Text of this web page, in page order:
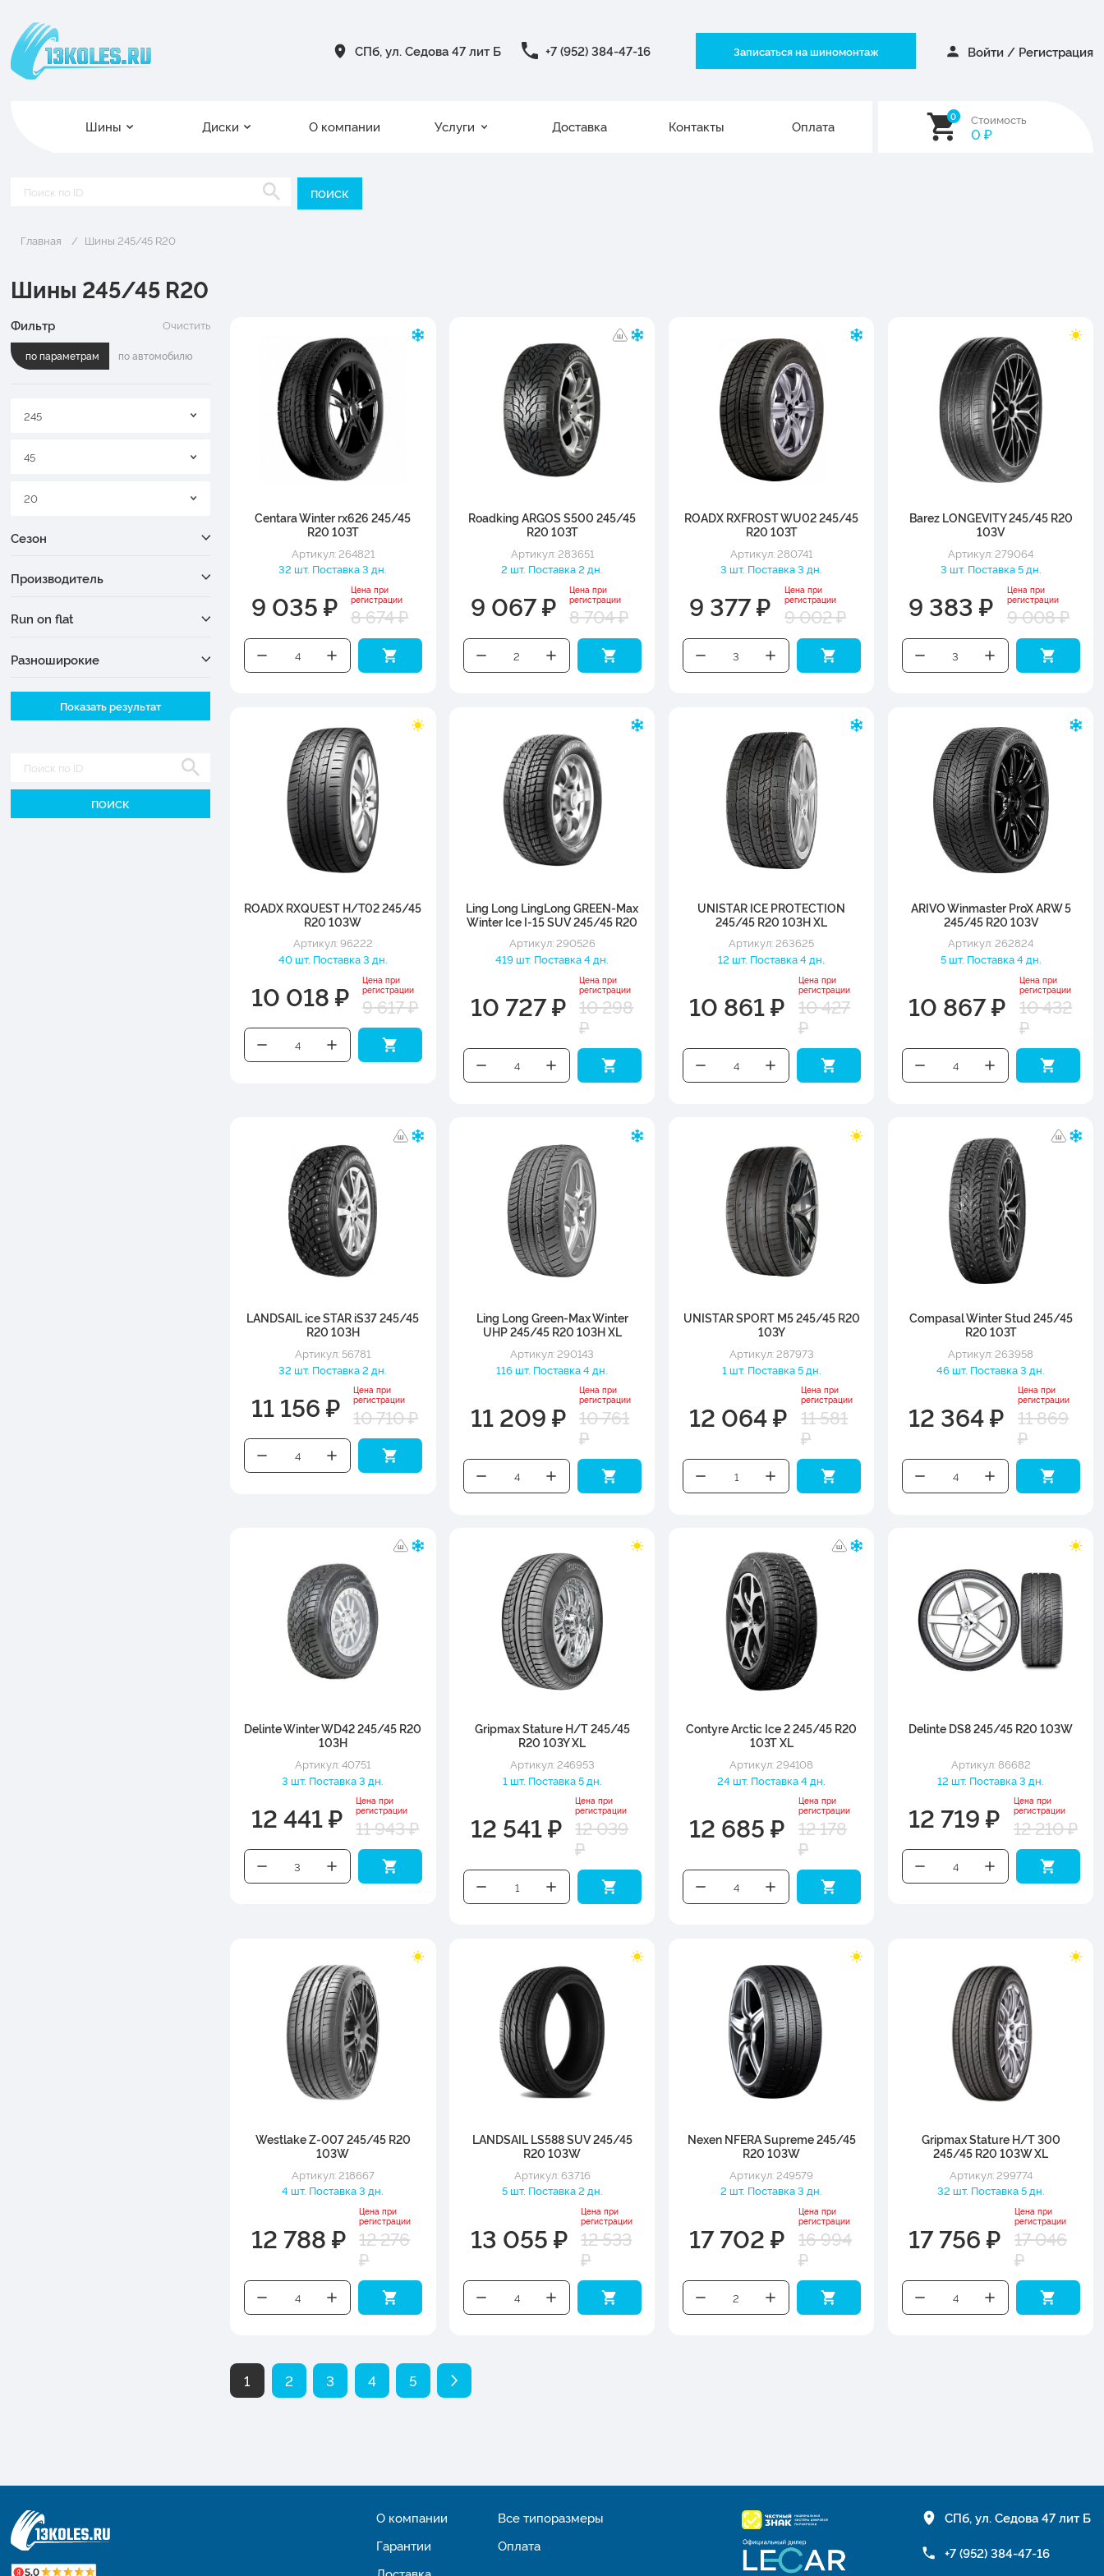
СПб, ул. Седова 47 лит Б +7 (952) 384-47-16 Записаться на шиномонтаж Войти / Регистрация
Шины Диски О компании Услуги Доставка Контакты Оплата
0 Стоимость
0 ₽
Главная Шины 245/45 R20
Шины 245/45 R20
Фильтр Очистить
по параметрам по автомобилю
245
45
20
Сезон
Производитель
Run on flat
Разноширокие
Ширина
Диаметр
Показать результат
Centara Winter rx626 245/45
R20 103T
Артикул: 264821
32 шт. Поставка 3 дн.
9 035 ₽
Цена при
регистрации
8 674 ₽
Roadking ARGOS S500 245/45
R20 103T
Артикул: 283651
2 шт. Поставка 2 дн.
9 067 ₽
Цена при
регистрации
8 704 ₽
ROADX RXFROST WU02 245/45
R20 103T
Артикул: 280741
3 шт. Поставка 3 дн.
9 377 ₽
Цена при
регистрации
9 002 ₽
Barez LONGEVITY 245/45 R20
103V
Артикул: 279064
3 шт. Поставка 5 дн.
9 383 ₽
Цена при
регистрации
9 008 ₽
ROADX RXQUEST H/T02 245/45
R20 103W
Артикул: 96222
40 шт. Поставка 3 дн.
10 018 ₽
Цена при
регистрации
9 617 ₽
Ling Long LingLong GREEN-Max
Winter Ice I-15 SUV 245/45 R20
Артикул: 290526
419 шт. Поставка 4 дн.
10 727 ₽
Цена при
регистрации
10 298
₽
UNISTAR ICE PROTECTION
245/45 R20 103H XL
Артикул: 263625
12 шт. Поставка 4 дн.
10 861 ₽
Цена при
регистрации
10 427
₽
ARIVO Winmaster ProX ARW 5
245/45 R20 103V
Артикул: 262824
5 шт. Поставка 4 дн.
10 867 ₽
Цена при
регистрации
10 432
₽
LANDSAIL ice STAR iS37 245/45
R20 103H
Артикул: 56781
32 шт. Поставка 2 дн.
11 156 ₽
Цена при
регистрации
10 710 ₽
Ling Long Green-Max Winter
UHP 245/45 R20 103H XL
Артикул: 290143
116 шт. Поставка 4 дн.
11 209 ₽
Цена при
регистрации
10 761
₽
UNISTAR SPORT M5 245/45 R20
103Y
Артикул: 287973
1 шт. Поставка 5 дн.
12 064 ₽
Цена при
регистрации
11 581
₽
Compasal Winter Stud 245/45
R20 103T
Артикул: 263958
46 шт. Поставка 3 дн.
12 364 ₽
Цена при
регистрации
11 869
₽
Delinte Winter WD42 245/45 R20
103H
Артикул: 40751
3 шт. Поставка 3 дн.
12 441 ₽
Цена при
регистрации
11 943 ₽
Gripmax Stature H/T 245/45
R20 103Y XL
Артикул: 246953
1 шт. Поставка 5 дн.
12 541 ₽
Цена при
регистрации
12 039
₽
Contyre Arctic Ice 2 245/45 R20
103T XL
Артикул: 294108
24 шт. Поставка 4 дн.
12 685 ₽
Цена при
регистрации
12 178
₽
Delinte DS8 245/45 R20 103W
Артикул: 86682
12 шт. Поставка 3 дн.
12 719 ₽
Цена при
регистрации
12 210 ₽
Westlake Z-007 245/45 R20
103W
Артикул: 218667
4 шт. Поставка 3 дн.
12 788 ₽
Цена при
регистрации
12 276
₽
LANDSAIL LS588 SUV 245/45
R20 103W
Артикул: 63716
5 шт. Поставка 2 дн.
13 055 ₽
Цена при
регистрации
12 533
₽
Nexen NFERA Supreme 245/45
R20 103W
Артикул: 249579
2 шт. Поставка 3 дн.
17 702 ₽
Цена при
регистрации
16 994
₽
Gripmax Stature H/T 300
245/45 R20 103W XL
Артикул: 299774
32 шт. Поставка 5 дн.
17 756 ₽
Цена при
регистрации
17 046
₽
1 2 3 4 5
О компании
Гарантии
Все типоразмеры
Оплата
СПб, ул. Седова 47 лит Б
+7 (952) 384-47-16